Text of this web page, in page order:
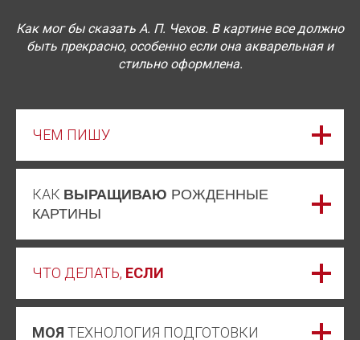
Как мог бы сказать А. П. Чехов. В картине все должно
быть прекрасно, особенно если она акварельная и
стильно оформлена.
ЧЕМ ПИШУ
КАК ВЫРАЩИВАЮ РОЖДЕННЫЕ
КАРТИНЫ
ЧТО ДЕЛАТЬ, ЕСЛИ
МОЯ ТЕХНОЛОГИЯ ПОДГОТОВКИ